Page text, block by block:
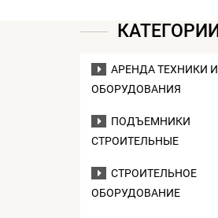
КАТЕГОРИИ
АРЕНДА ТЕХНИКИ И
ОБОРУДОВАНИЯ
ПОДЪЕМНИКИ
СТРОИТЕЛЬНЫЕ
СТРОИТЕЛЬНОЕ
ОБОРУДОВАНИЕ